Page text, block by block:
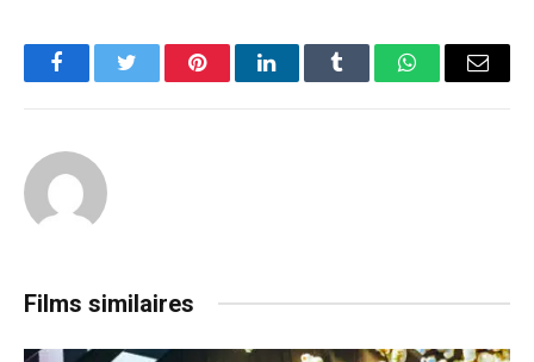
FacebookTwitter PinterestLinkedInTumblr WhatsAppEmail
Films similaires